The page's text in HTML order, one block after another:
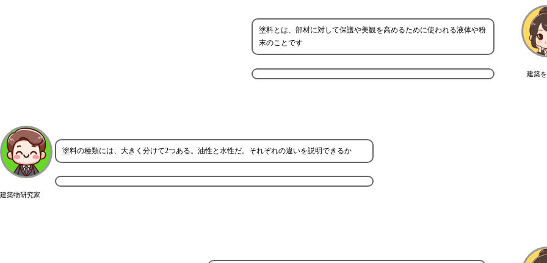
建築
塗料とは、部材に対して保護や美観を高めるために使われる液体や粉
末のことです
建築物研究家
塗料の種類には、大きく分けて2つある。油性と水性だ。それぞれの違いを説明できるか